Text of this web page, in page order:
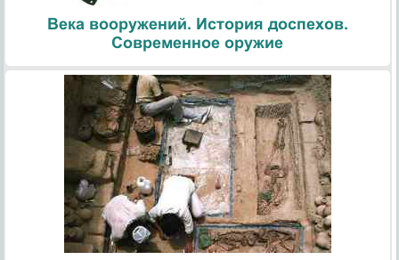
Века вооружений. История доспехов.
Современное оружие